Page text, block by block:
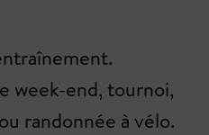
week-end, tournoi,
randonnée à vélo.